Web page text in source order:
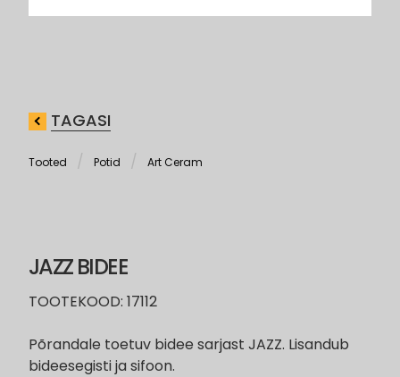
TAGASI
Tooted Potid Art Ceram
JAZZ BIDEE
TOOTEKOOD: 17112
Põrandale toetuv bidee sarjast JAZZ. Lisandub
bideesegisti ja sifoon.